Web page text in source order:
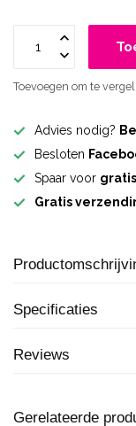
Toevoegen om te
Advies nodig?
Besloten
Spaar voor
Gratis
Specificaties
Reviews
Gerelateerde